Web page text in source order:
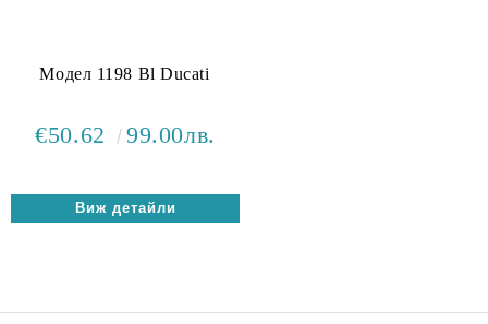
Модел 1198 Bl Ducati
€50.62 99.00лв.
Виж детайли